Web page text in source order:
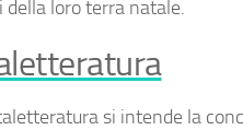
della loro terra natale.
si intende la